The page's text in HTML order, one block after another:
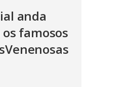
anda
famosos